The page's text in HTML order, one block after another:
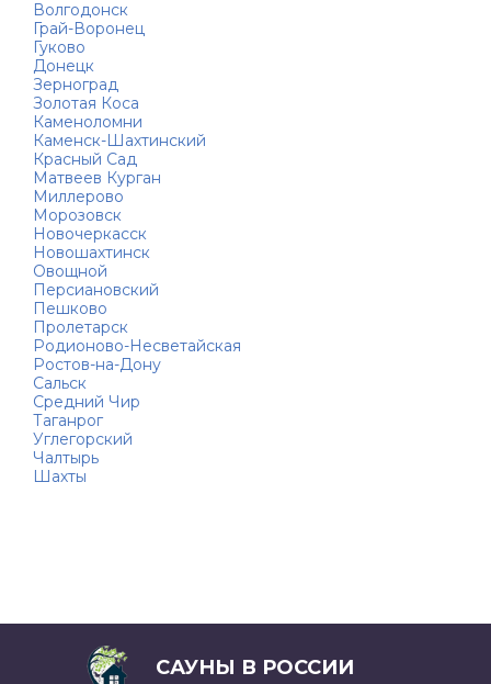
Волгодонск
Грай-Воронец
Гуково
Донецк
Зерноград
Золотая Коса
Каменоломни
Каменск-Шахтинский
Красный Сад
Матвеев Курган
Миллерово
Морозовск
Новочеркасск
Новошахтинск
Овощной
Персиановский
Пешково
Пролетарск
Родионово-Несветайская
Ростов-на-Дону
Сальск
Средний Чир
Таганрог
Углегорский
Чалтырь
Шахты
САУНЫ В РОССИИ